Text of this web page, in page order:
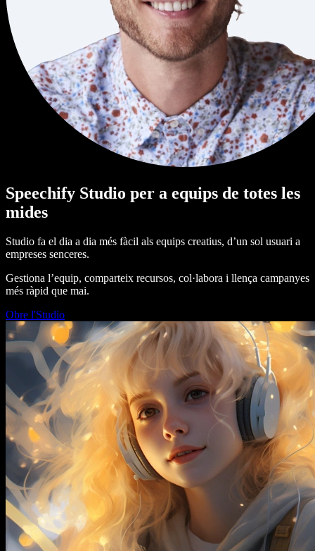
Speechify Studio per a equips de totes les
mides
Studio fa el dia a dia més fàcil als equips creatius, d’un sol usuari a
empreses senceres.
Gestiona l’equip, comparteix recursos, col·labora i llença campanyes
més ràpid que mai.
Obre l'Studio